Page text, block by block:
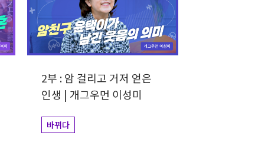
2부 : 암 걸리고 거저 얻은
인생 | 개그우먼 이성미
바뀌다